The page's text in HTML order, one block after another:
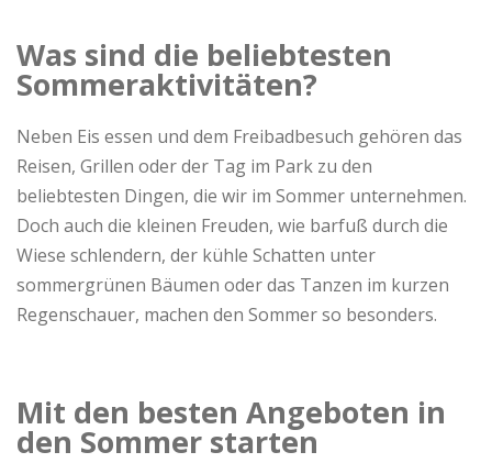
Was sind die beliebtesten
Sommeraktivitäten?
Neben Eis essen und dem Freibadbesuch gehören das
Reisen, Grillen oder der Tag im Park zu den
beliebtesten Dingen, die wir im Sommer unternehmen.
Doch auch die kleinen Freuden, wie barfuß durch die
Wiese schlendern, der kühle Schatten unter
sommergrünen Bäumen oder das Tanzen im kurzen
Regenschauer, machen den Sommer so besonders.
Mit den besten Angeboten in
den Sommer starten